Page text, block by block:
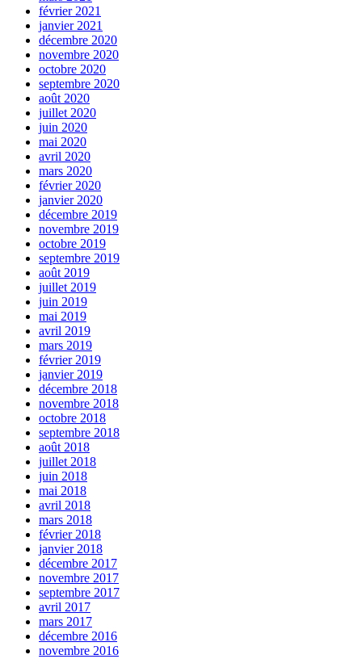
février 2021
janvier 2021
décembre 2020
novembre 2020
octobre 2020
septembre 2020
août 2020
juillet 2020
juin 2020
mai 2020
avril 2020
mars 2020
février 2020
janvier 2020
décembre 2019
novembre 2019
octobre 2019
septembre 2019
août 2019
juillet 2019
juin 2019
mai 2019
avril 2019
mars 2019
février 2019
janvier 2019
décembre 2018
novembre 2018
octobre 2018
septembre 2018
août 2018
juillet 2018
juin 2018
mai 2018
avril 2018
mars 2018
février 2018
janvier 2018
décembre 2017
novembre 2017
septembre 2017
avril 2017
mars 2017
décembre 2016
novembre 2016